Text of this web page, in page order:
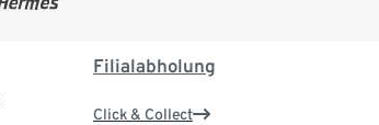
Filialabholung
Click & Collect